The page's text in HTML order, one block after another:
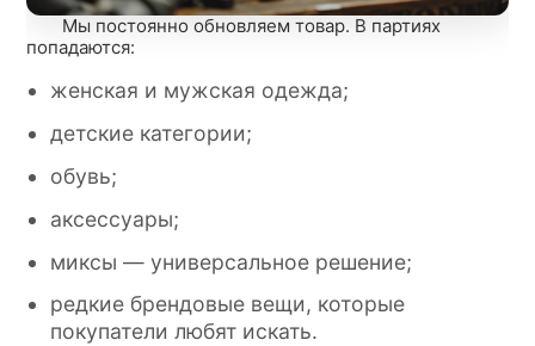
Мы постоянно обновляем товар. В партиях
попадаются:
женская и мужская одежда;
детские категории;
обувь;
аксессуары;
миксы — универсальное решение;
редкие брендовые вещи, которые
покупатели любят искать.